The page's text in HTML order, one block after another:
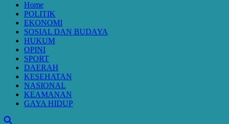
Home
POLITIK
EKONOMI
SOSIAL DAN BUDAYA
HUKUM
OPINI
SPORT
DAERAH
KESEHATAN
NASIONAL
KEAMANAN
GAYA HIDUP